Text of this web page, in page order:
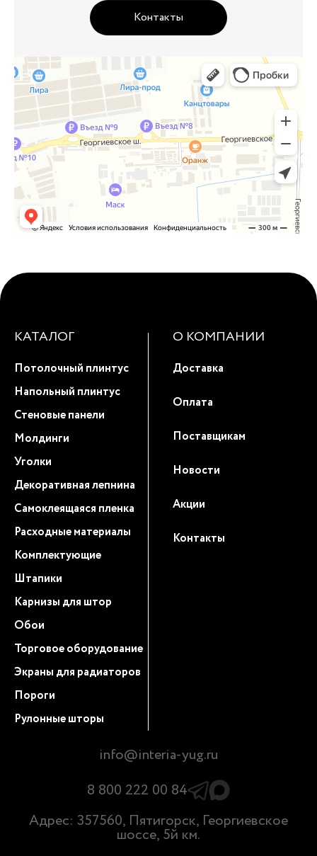
Контакты
КАТАЛОГ
Потолочный плинтус
Напольный плинтус
Стеновые панели
Молдинги
Уголки
Декоративная лепнина
Самоклеящаяся пленка
Расходные материалы
Комплектующие
Штапики
Карнизы для штор
Обои
Торговое оборудование
Экраны для радиаторов
Пороги
Рулонные шторы
О КОМПАНИИ
Доставка
Оплата
Поставщикам
Новости
Акции
Контакты
info@interia-yug.ru
8 800 222 00 84
Адрес: 357560, Пятигорск, Георгиевское
шоссе, 5й км.